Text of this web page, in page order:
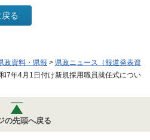
る
政資料・県報 > 県政ニュース（報道発表資
7年4月1日付け新規採用職員就任式につい
の先頭へ戻る